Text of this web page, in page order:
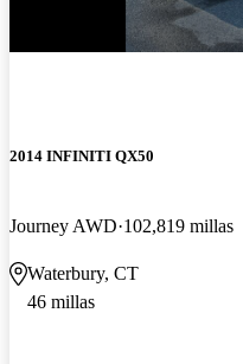
2014 INFINITI QX50
Journey AWD 102,819 millas
Waterbury, CT
46 millas